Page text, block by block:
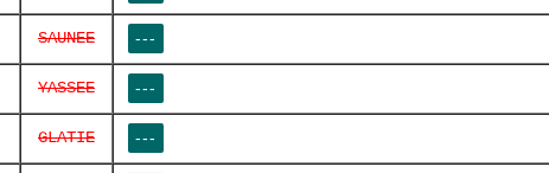
SAUNEE ---
YASSEE ---
GLATIE ---